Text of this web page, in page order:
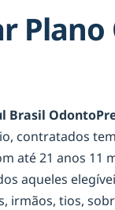
Brasil
contratados
21 anos 11
aqueles
irmãos, tios,